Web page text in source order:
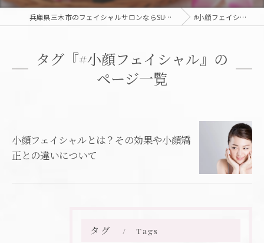
兵庫県三木市のフェイシャルサロンならSUMIRE #小顔フェイシャル
タグ『#小顔フェイシャル』の
ページ一覧
小顔フェイシャルとは？その効果や小顔矯
正との違いについて
タグ Tags